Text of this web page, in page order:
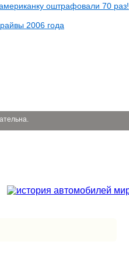
оштрафовали 70 раз!
2006 года